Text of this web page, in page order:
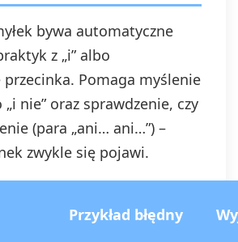
bywa automatyczne
z „i” albo
przecinka. Pomaga myślenie
„i nie” oraz sprawdzenie, czy
(para „ani… ani…”) –
zwykle się pojawi.
Przykład błędny